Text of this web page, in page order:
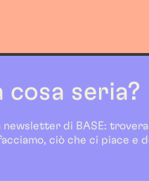
cosa seria?
newsletter di BASE:
ciò che ci piace e